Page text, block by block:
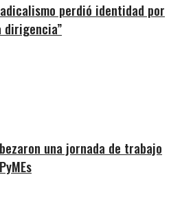
perdió identidad por
dirigencia”
una jornada de trabajo